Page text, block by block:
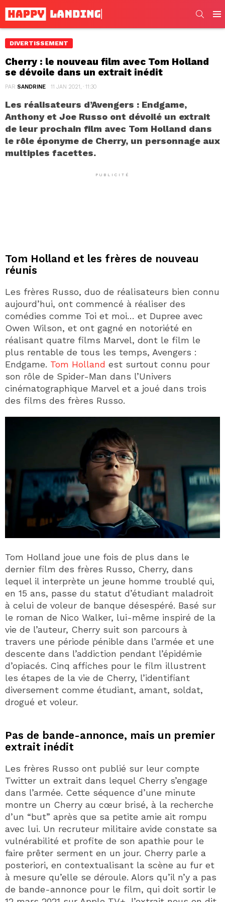
DIVERTISSEMENT
Cherry : le nouveau film avec Tom Holland
se dévoile dans un extrait inédit
PAR SANDRINE 11 JAN 2021, · 11:30
Les réalisateurs d’Avengers : Endgame,
Anthony et Joe Russo ont dévoilé un extrait
de leur prochain film avec Tom Holland dans
le rôle éponyme de Cherry, un personnage aux
multiples facettes.
PUBLICITÉ
Tom Holland et les frères de nouveau
réunis
Les frères Russo, duo de réalisateurs bien connu
aujourd’hui, ont commencé à réaliser des
comédies comme Toi et moi… et Dupree avec
Owen Wilson, et ont gagné en notoriété en
réalisant quatre films Marvel, dont le film le
plus rentable de tous les temps, Avengers :
Endgame. Tom Holland est surtout connu pour
son rôle de Spider-Man dans l’Univers
cinématographique Marvel et a joué dans trois
des films des frères Russo.
Tom Holland joue une fois de plus dans le
dernier film des frères Russo, Cherry, dans
lequel il interprète un jeune homme troublé qui,
en 15 ans, passe du statut d’étudiant maladroit
à celui de voleur de banque désespéré. Basé sur
le roman de Nico Walker, lui-même inspiré de la
vie de l’auteur, Cherry suit son parcours à
travers une période pénible dans l’armée et une
descente dans l’addiction pendant l’épidémie
d’opiacés. Cinq affiches pour le film illustrent
les étapes de la vie de Cherry, l’identifiant
diversement comme étudiant, amant, soldat,
drogué et voleur.
Pas de bande-annonce, mais un premier
extrait inédit
Les frères Russo ont publié sur leur compte
Twitter un extrait dans lequel Cherry s’engage
dans l’armée. Cette séquence d’une minute
montre un Cherry au cœur brisé, à la recherche
d’un “but” après que sa petite amie ait rompu
avec lui. Un recruteur militaire avide constate sa
vulnérabilité et profite de son apathie pour le
faire prêter serment en un jour. Cherry parle a
posteriori, en contextualisant la scène au fur et
à mesure qu’elle se déroule. Alors qu’il n’y a pas
de bande-annonce pour le film, qui doit sortir le